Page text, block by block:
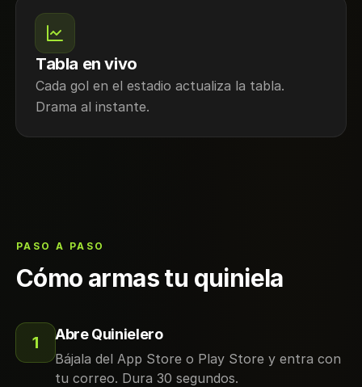
Tabla en vivo
Cada gol en el estadio actualiza la tabla.
Drama al instante.
PASO A PASO
Cómo armas tu quiniela
1 Abre Quinielero
Bájala del App Store o Play Store y entra con
tu correo. Dura 30 segundos.